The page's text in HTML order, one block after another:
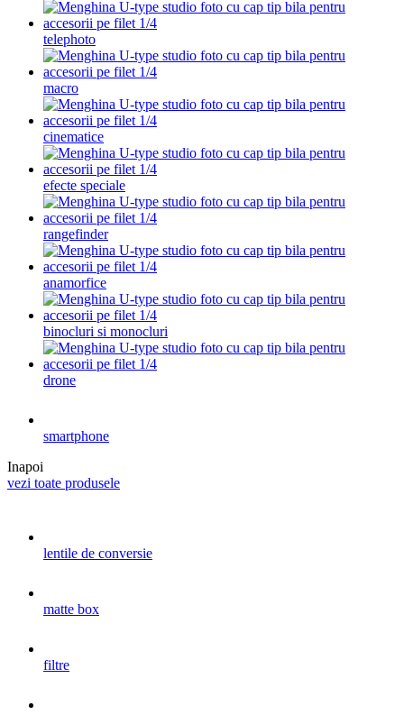
telephoto
macro
cinematice
efecte speciale
rangefinder
anamorfice
binocluri si monocluri
drone
smartphone
Inapoi
vezi toate produsele
lentile de conversie
matte box
filtre